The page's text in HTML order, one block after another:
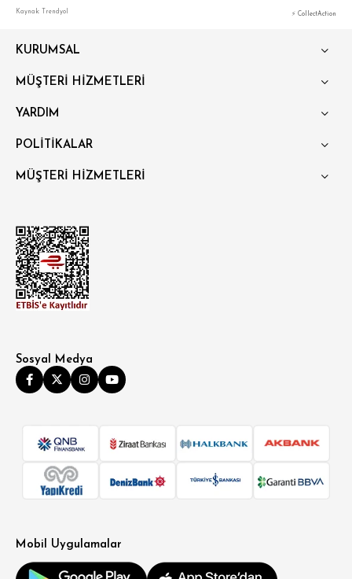
Kaynak: Trendyol ⚡ CollectAction
KURUMSAL
MÜŞTERİ HİZMETLERİ
YARDIM
POLİTİKALAR
MÜŞTERİ HİZMETLERİ
Sosyal Medya
Mobil Uygulamalar